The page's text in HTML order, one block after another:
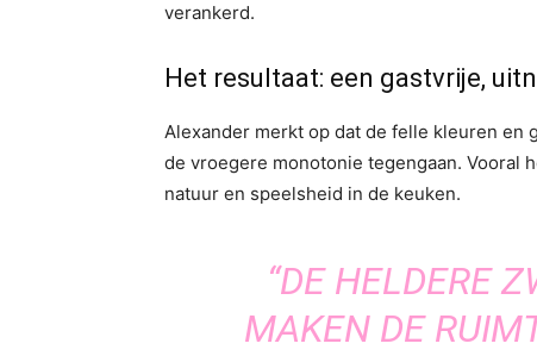
verankerd.
Het resultaat: een gastvrije,
Alexander merkt op dat de felle kleuren
de vroegere monotonie tegengaan. Vooral
natuur en speelsheid in de keuken.
“DE HELDERE
MAKEN DE